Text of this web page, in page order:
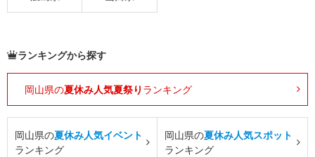
ランキングから探す
岡山県の夏休み人気夏祭り ランキング
岡山県の夏休み人気イベント
ランキング
岡山県の夏休み人気スポット
ランキング